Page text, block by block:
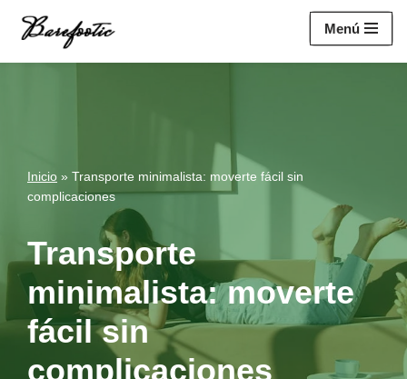
Menú
Inicio » Transporte minimalista: moverte fácil sin
complicaciones
Transporte
minimalista: moverte
fácil sin
complicaciones